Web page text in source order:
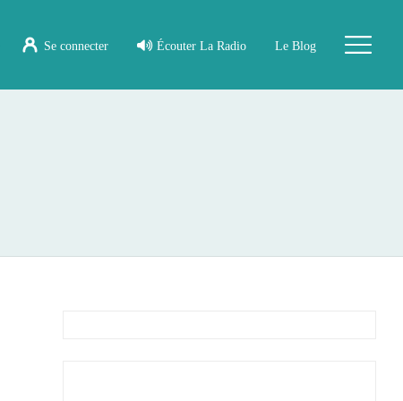
Se connecter Écouter La Radio Le Blog